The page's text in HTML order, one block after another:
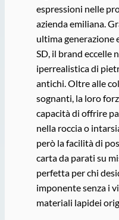
espressioni nelle
azienda emiliana.
ultima generazione
SD, il brand eccelle
iperrealistica di
antichi. Oltre alle
sognanti, la loro
capacità di offrire
nella roccia o
però la facilità di
carta da parati su
perfetta per chi
imponente senza i
materiali lapidei